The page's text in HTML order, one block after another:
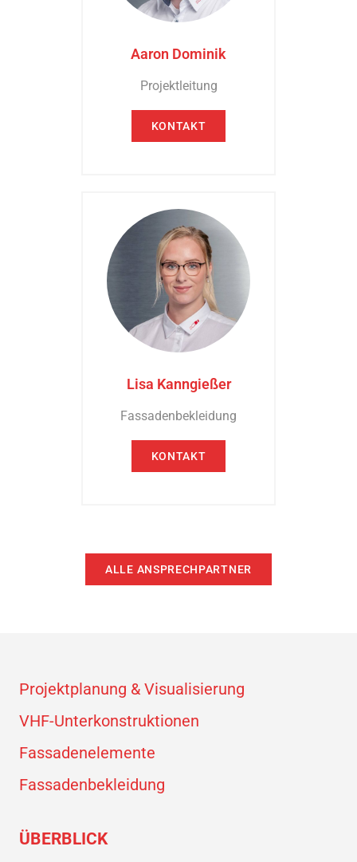
Aaron Dominik
Projektleitung
KONTAKT
Lisa Kanngießer
Fassadenbekleidung
KONTAKT
ALLE ANSPRECHPARTNER
Projektplanung & Visualisierung
VHF-Unterkonstruktionen
Fassadenelemente
Fassadenbekleidung
ÜBERBLICK